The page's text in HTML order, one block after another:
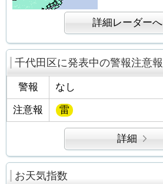
詳細レーダーへ
千代田区に発表中の警報注意報
警報 なし
注意報 雷
詳細
お天気指数